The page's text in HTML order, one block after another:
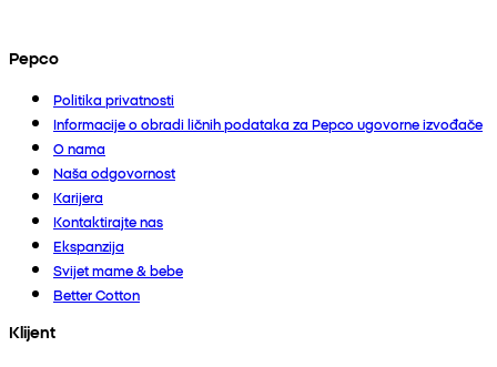
Pepco
Politika privatnosti
Informacije o obradi ličnih podataka za Pepco ugovorne izvođače
O nama
Naša odgovornost
Karijera
Kontaktirajte nas
Ekspanzija
Svijet mame & bebe
Better Cotton
Klijent